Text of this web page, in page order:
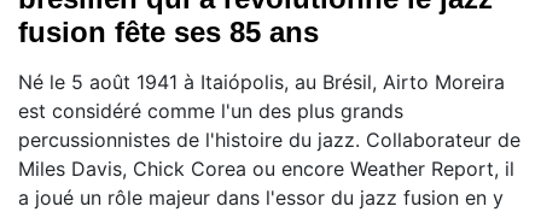
fusion fête ses 85 ans
Né le 5 août 1941 à Itaiópolis, au Brésil, Airto Moreira
est considéré comme l'un des plus grands
percussionnistes de l'histoire du jazz. Collaborateur de
Miles Davis, Chick Corea ou encore Weather Report, il
a joué un rôle majeur dans l'essor du jazz fusion en y